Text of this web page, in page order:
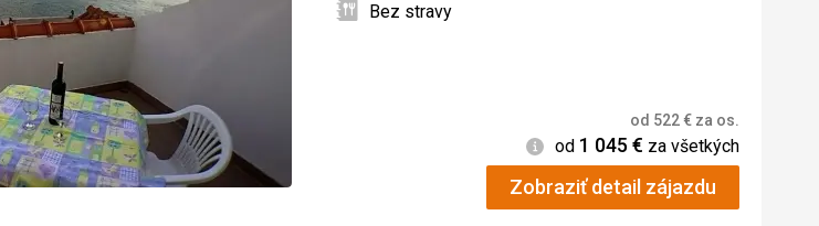
Bez stravy
od 522€ za os.
Informácie
od 1 045€ za všetkých
Zobraziť detail zájazdu